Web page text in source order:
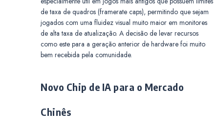
de taxa de quadros (framerate caps), permitindo que sejam
jogados com uma fluidez visual muito maior em monitores
de alta taxa de atualização. A decisão de levar recursos
como este para a geração anterior de hardware foi muito
bem recebida pela comunidade.
Novo Chip de IA para o Mercado
Chinês